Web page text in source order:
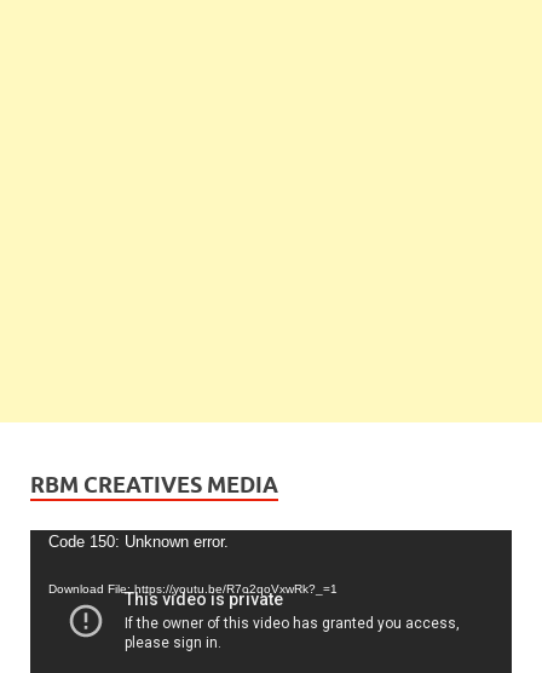
RBM CREATIVES MEDIA
Video
Code 150: Unknown error.
Download File: https://youtu.be/R7o2qoVxwRk?_=1